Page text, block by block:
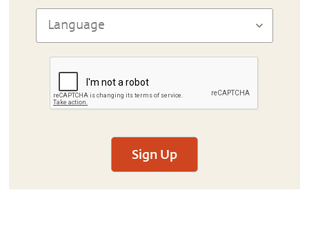
Sign Up